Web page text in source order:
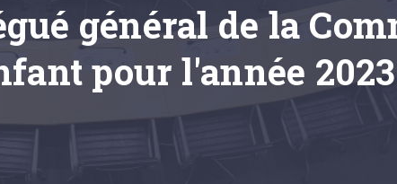
général de la
pour l'année